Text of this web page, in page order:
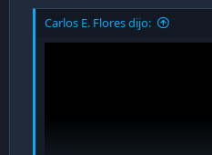
Carlos E. Flores dijo: